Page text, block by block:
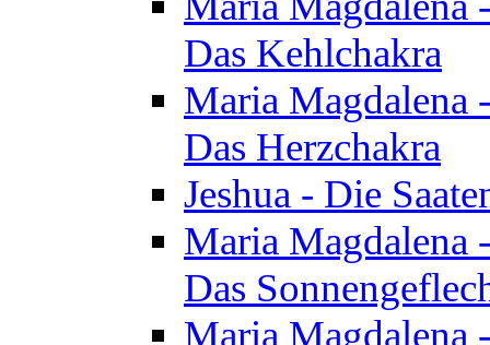
Das Kehlchakra
Maria Magdalena
Das Herzchakra
Jeshua - Die
Maria Magdalena
Das
Maria Magdalena